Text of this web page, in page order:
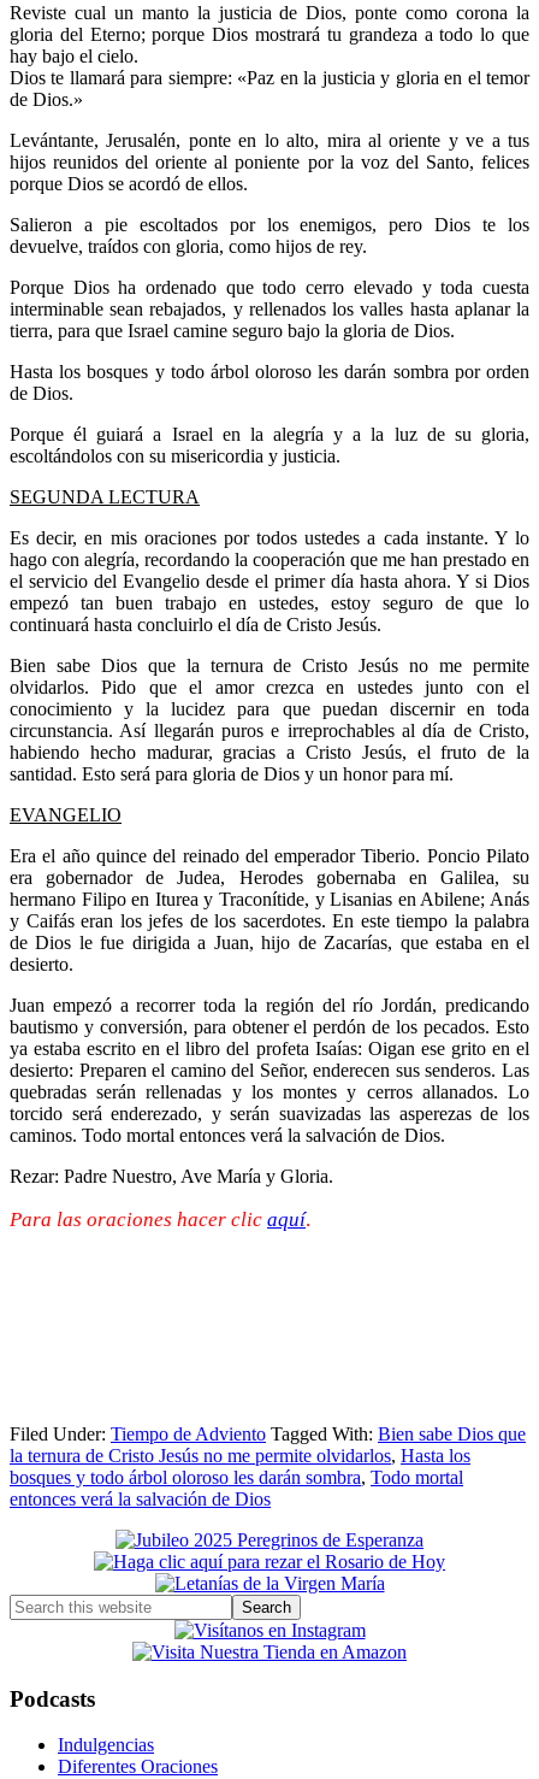
Reviste cual un manto la justicia de Dios, ponte como corona la
gloria del Eterno; porque Dios mostrará tu grandeza a todo lo que
hay bajo el cielo.
Dios te llamará para siempre: «Paz en la justicia y gloria en el temor
de Dios.»
Levántante, Jerusalén, ponte en lo alto, mira al oriente y ve a tus
hijos reunidos del oriente al poniente por la voz del Santo, felices
porque Dios se acordó de ellos.
Salieron a pie escoltados por los enemigos, pero Dios te los
devuelve, traídos con gloria, como hijos de rey.
Porque Dios ha ordenado que todo cerro elevado y toda cuesta
interminable sean rebajados, y rellenados los valles hasta aplanar la
tierra, para que Israel camine seguro bajo la gloria de Dios.
Hasta los bosques y todo árbol oloroso les darán sombra por orden
de Dios.
Porque él guiará a Israel en la alegría y a la luz de su gloria,
escoltándolos con su misericordia y justicia.
SEGUNDA LECTURA
Es decir, en mis oraciones por todos ustedes a cada instante. Y lo
hago con alegría, recordando la cooperación que me han prestado en
el servicio del Evangelio desde el primer día hasta ahora. Y si Dios
empezó tan buen trabajo en ustedes, estoy seguro de que lo
continuará hasta concluirlo el día de Cristo Jesús.
Bien sabe Dios que la ternura de Cristo Jesús no me permite
olvidarlos. Pido que el amor crezca en ustedes junto con el
conocimiento y la lucidez para que puedan discernir en toda
circunstancia. Así llegarán puros e irreprochables al día de Cristo,
habiendo hecho madurar, gracias a Cristo Jesús, el fruto de la
santidad. Esto será para gloria de Dios y un honor para mí.
EVANGELIO
Era el año quince del reinado del emperador Tiberio. Poncio Pilato
era gobernador de Judea, Herodes gobernaba en Galilea, su
hermano Filipo en Iturea y Traconítide, y Lisanias en Abilene; Anás
y Caifás eran los jefes de los sacerdotes. En este tiempo la palabra
de Dios le fue dirigida a Juan, hijo de Zacarías, que estaba en el
desierto.
Juan empezó a recorrer toda la región del río Jordán, predicando
bautismo y conversión, para obtener el perdón de los pecados. Esto
ya estaba escrito en el libro del profeta Isaías: Oigan ese grito en el
desierto: Preparen el camino del Señor, enderecen sus senderos. Las
quebradas serán rellenadas y los montes y cerros allanados. Lo
torcido será enderezado, y serán suavizadas las asperezas de los
caminos. Todo mortal entonces verá la salvación de Dios.
Rezar: Padre Nuestro, Ave María y Gloria.
Para las oraciones hacer clic aquí.
Filed Under: Tiempo de Adviento Tagged With: Bien sabe Dios que
la ternura de Cristo Jesús no me permite olvidarlos, Hasta los
bosques y todo árbol oloroso les darán sombra, Todo mortal
entonces verá la salvación de Dios
Primary
Sidebar
Search
this
Podcasts
Indulgencias
Diferentes Oraciones